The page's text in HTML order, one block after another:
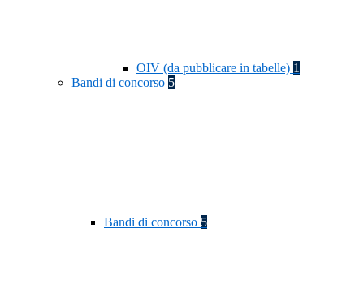
OIV (da pubblicare in tabelle) 1
Bandi di concorso 5
Bandi di concorso 5